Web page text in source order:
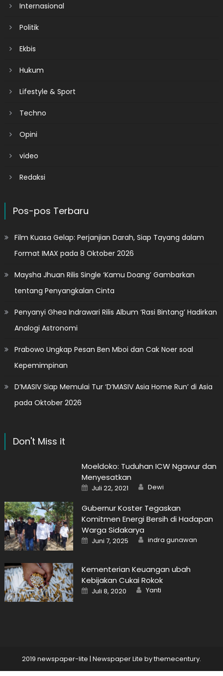
Internasional
Politik
Ekbis
Hukum
Lifestyle & Sport
Techno
Opini
video
Redaksi
Pos-pos Terbaru
Film Kuasa Gelap: Perjanjian Darah, Siap Tayang dalam
Format IMAX pada 8 Oktober 2026
Maysha Jhuan Rilis Single ‘Kamu Doang’ Gambarkan
tentang Penyangkalan Cinta
Penyanyi Ghea Indrawari Rilis Album ‘Rasi Bintang’ Hadirkan
Analogi Astronomi
Prabowo Ungkap Pesan Ben Mboi dan Cak Noer soal
Kepemimpinan
D’MASIV Siap Memulai Tur ‘D’MASIV Asia Home Run’ di Asia
pada Oktober 2026
Don't Miss it
Moeldoko: Tuduhan ICW Ngawur dan
Menyesatkan
Posted
on
Juli 22, 2021 Author
Dewi
Gubernur Koster Tegaskan
Komitmen Energi Bersih di Hadapan
Warga Sidakarya
Posted
on
Juni 7, 2025 Author
indra gunawan
Kementerian Keuangan ubah
Kebijakan Cukai Rokok
Posted
on
Juli 8, 2020 Author
Yanti
2019 newspaper-lite | Newspaper Lite bythemecentury.